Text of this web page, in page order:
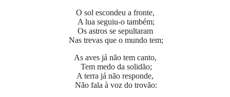
O sol escondeu a fronte,
A lua seguiu-o também;
Os astros se sepultaram
Nas trevas que o mundo tem;
As aves já não tem canto,
Tem medo da solidão;
A terra já não responde,
Não fala à voz do trovão: